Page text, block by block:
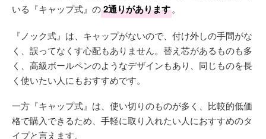
いる『キャップ式』の2通りがあります。
『ノック式』は、キャップがないので、付け外しの手間がな
く、誤ってなくす心配もありません。替え芯があるものも多
く、高級ボールペンのようなデザインもあり、同じものを長
く使いたい人にもおすすめです。
一方『キャップ式』は、使い切りのものが多く、比較的低価
格で購入できるため、手軽に取り入れたい人におすすめのタ
イプと言えます。